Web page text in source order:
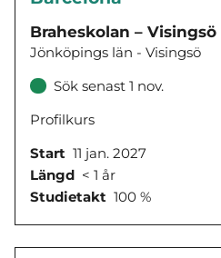
Braheskolan –
Jönköpings län - Visingsö
Sök senast 1 nov.
Profilkurs
Start 11 jan. 2027
Längd < 1 år
Studietakt 100 %